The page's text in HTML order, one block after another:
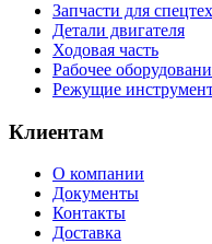
Запчасти для
Детали двигателя
Ходовая часть
Рабочее
Режущие
Клиентам
О компании
Документы
Контакты
Доставка